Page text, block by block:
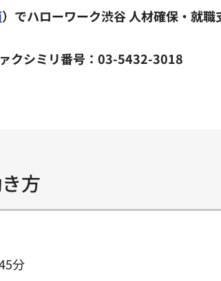
）でハローワーク渋谷 人材確保・就
クシミリ番号：03-5432-3018
方
分